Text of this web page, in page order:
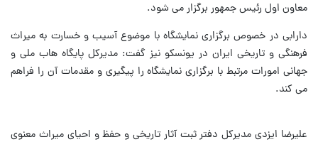
معاون اول رئیس جمهور برگزار می شود.
دارابی در خصوص برگزاری نمایشگاه با موضوع آسیب و خسارت به میراث
فرهنگی و تاریخی ایران در یونسکو نیز گفت: مدیرکل پایگاه هاب ملی و
جهانی امورات مرتبط با برگزاری نمایشگاه را پیگیری و مقدمات آن را فراهم
می کند.
علیرضا ایزدی مدیرکل دفتر ثبت آثار تاریخی و حفظ و احیای میراث معنوی